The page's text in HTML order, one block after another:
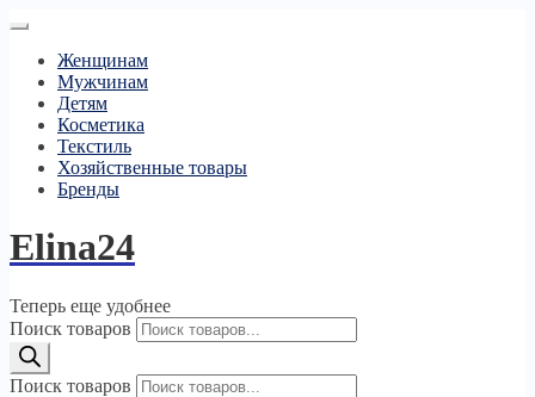
Женщинам
Мужчинам
Детям
Косметика
Текстиль
Хозяйственные товары
Бренды
Elina24
Теперь еще удобнее
Поиск товаров
Поиск товаров